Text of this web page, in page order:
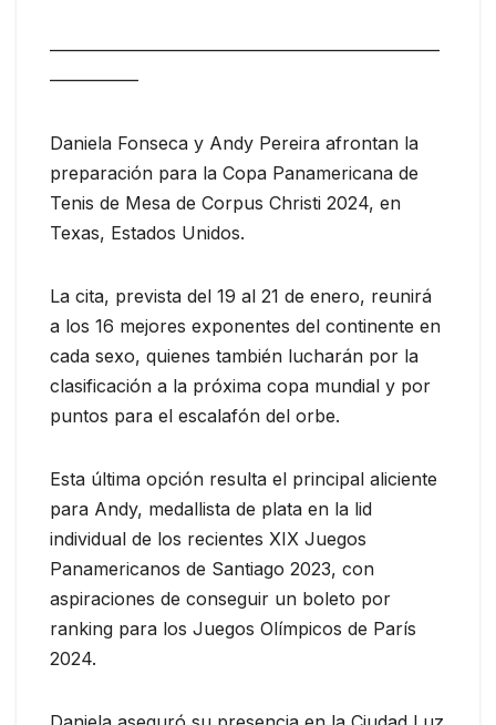
——————————————————————
—————
Daniela Fonseca y Andy Pereira afrontan la
preparación para la Copa Panamericana de
Tenis de Mesa de Corpus Christi 2024, en
Texas, Estados Unidos.
La cita, prevista del 19 al 21 de enero, reunirá
a los 16 mejores exponentes del continente en
cada sexo, quienes también lucharán por la
clasificación a la próxima copa mundial y por
puntos para el escalafón del orbe.
Esta última opción resulta el principal aliciente
para Andy, medallista de plata en la lid
individual de los recientes XIX Juegos
Panamericanos de Santiago 2023, con
aspiraciones de conseguir un boleto por
ranking para los Juegos Olímpicos de París
2024.